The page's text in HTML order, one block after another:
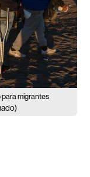
para migrantes